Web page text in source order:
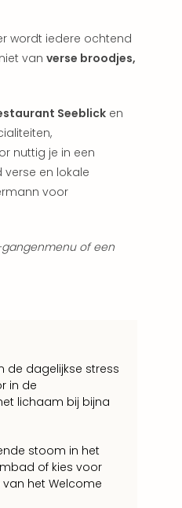
wordt iedere ochtend
van verse broodjes,
Seeblick en
nuttig je in een
verse en lokale
voor
of een
de dagelijkse stress
in de
lichaam bij bijna
stoom in het
of kies voor
van het Welcome